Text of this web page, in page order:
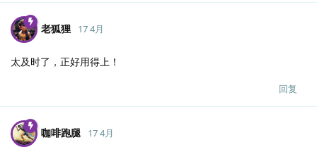
老狐狸 17 4月
太及时了，正好用得上！
回复
咖啡跑腿 17 4月